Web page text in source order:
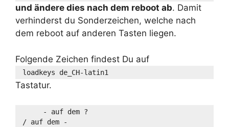
und ändere dies nach dem reboot ab. Damit
verhinderst du Sonderzeichen, welche nach
dem reboot auf anderen Tasten liegen.
Folgende Zeichen findest Du auf
loadkeys de_CH-latin1
Tastatur.
     - auf dem ?
/ auf dem -